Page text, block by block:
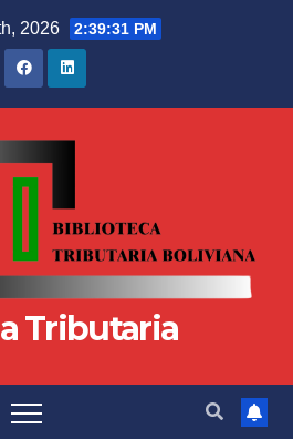
2026 2:39:32 PM
Tributaria